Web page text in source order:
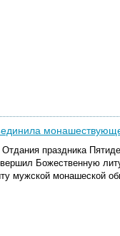
праздника
Божественную
мужской монашеской